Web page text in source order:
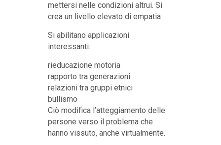
mettersi nelle condizioni altrui. Si
crea un livello elevato di empatia
Si abilitano applicazioni
interessanti:
rieducazione motoria
rapporto tra generazioni
relazioni tra gruppi etnici
bullismo
Ciò modifica l’atteggiamento delle
persone verso il problema che
hanno vissuto, anche virtualmente.